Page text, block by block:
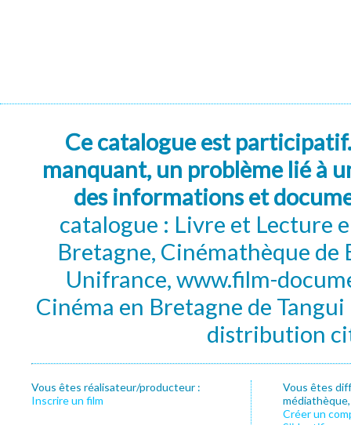
Ce catalogue est
manquant, un problème lié à
des informations et
catalogue : Livre et Lecture
Bretagne, Cinémathèque de
Unifrance, www.film-
Cinéma en Bretagne de
distribution
Vous êtes réalisateur/producteur :
Inscrire un film
Vous êtes
Créer un